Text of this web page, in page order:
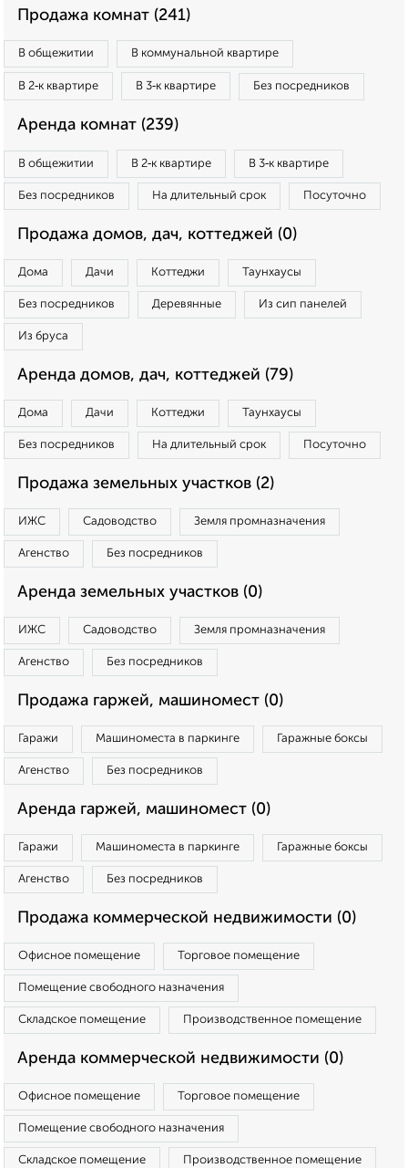
Продажа комнат (241)
В общежитии В коммунальной квартире
В 2‑к квартире В 3‑к квартире Без посредников
Аренда комнат (239)
В общежитии В 2‑к квартире В 3‑к квартире
Без посредников На длительный срок Посуточно
Продажа домов, дач, коттеджей (0)
Дома Дачи Коттеджи Таунхаусы
Без посредников Деревянные Из сип панелей
Из бруса
Аренда домов, дач, коттеджей (79)
Дома Дачи Коттеджи Таунхаусы
Без посредников На длительный срок Посуточно
Продажа земельных участков (2)
ИЖС Садоводство Земля промназначения
Агенство Без посредников
Аренда земельных участков (0)
ИЖС Садоводство Земля промназначения
Агенство Без посредников
Продажа гаржей, машиномест (0)
Гаражи Машиноместа в паркинге Гаражные боксы
Агенство Без посредников
Аренда гаржей, машиномест (0)
Гаражи Машиноместа в паркинге Гаражные боксы
Агенство Без посредников
Продажа коммерческой недвижимости (0)
Офисное помещение Торговое помещение
Помещение свободного назначения
Складское помещение Производственное помещение
Аренда коммерческой недвижимости (0)
Офисное помещение Торговое помещение
Помещение свободного назначения
Складское помещение Производственное помещение